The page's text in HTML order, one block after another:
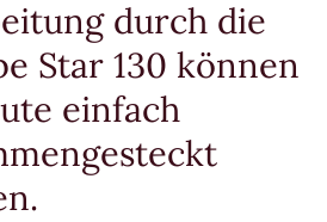
durch die
Star 130 können
einfach